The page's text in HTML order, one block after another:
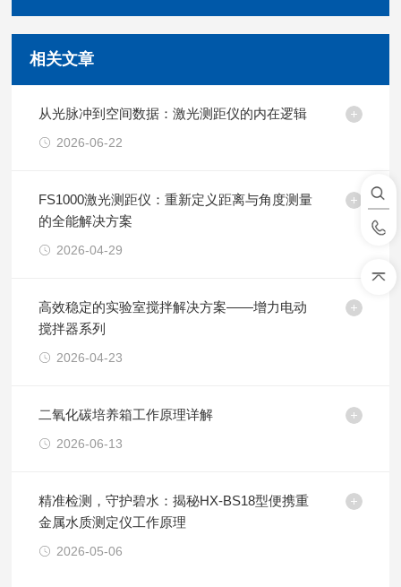
相关文章
从光脉冲到空间数据：激光测距仪的内在逻辑
2026-06-22
FS1000激光测距仪：重新定义距离与角度测量
的全能解决方案
2026-04-29
高效稳定的实验室搅拌解决方案——增力电动
搅拌器系列
2026-04-23
二氧化碳培养箱工作原理详解
2026-06-13
精准检测，守护碧水：揭秘HX-BS18型便携重
金属水质测定仪工作原理
2026-05-06